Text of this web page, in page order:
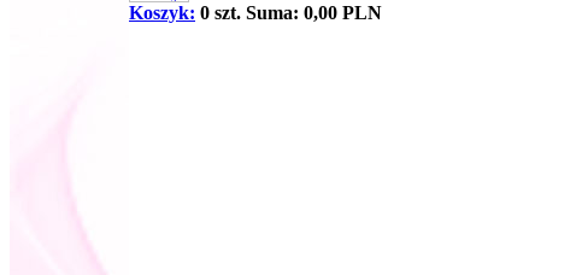
Koszyk: 0 szt. Suma: 0,00 PLN